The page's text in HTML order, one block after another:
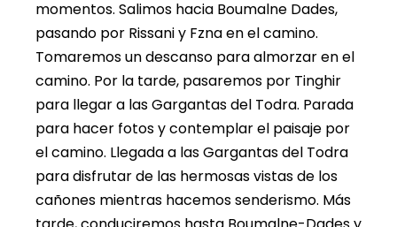
momentos. Salimos hacia Boumalne Dades,
pasando por Rissani y Fzna en el camino.
Tomaremos un descanso para almorzar en el
camino. Por la tarde, pasaremos por Tinghir
para llegar a las Gargantas del Todra. Parada
para hacer fotos y contemplar el paisaje por
el camino. Llegada a las Gargantas del Todra
para disfrutar de las hermosas vistas de los
cañones mientras hacemos senderismo. Más